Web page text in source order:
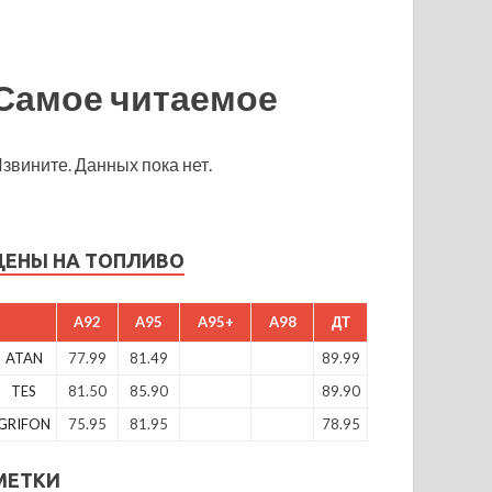
читаемое
Данных пока нет.
НА ТОПЛИВО
A92 A95 A95+ A98 ДТ
ATAN 77.99 81.49
89.99
TES
81.50 85.90
89.90
75.95 81.95 78.95